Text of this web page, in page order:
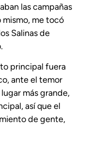
las campañas
mismo, me tocó
Salinas de
principal fuera
ante el temor
más grande,
así que el
de gente,